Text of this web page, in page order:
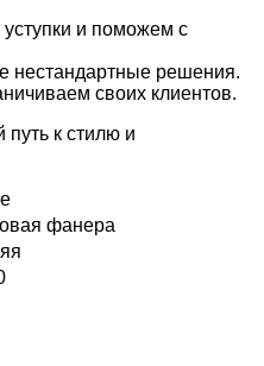
и поможем с
нестандартные решения.
своих клиентов.
к стилю и
фанера